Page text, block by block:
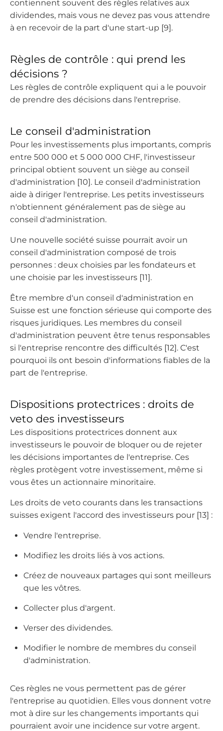
contiennent souvent des règles relatives aux
dividendes, mais vous ne devez pas vous attendre
à en recevoir de la part d'une start-up [9].
Règles de contrôle : qui prend les
décisions ?
Les règles de contrôle expliquent qui a le pouvoir
de prendre des décisions dans l'entreprise.
Le conseil d'administration
Pour les investissements plus importants, compris
entre 500 000 et 5 000 000 CHF, l'investisseur
principal obtient souvent un siège au conseil
d'administration [10]. Le conseil d'administration
aide à diriger l'entreprise. Les petits investisseurs
n'obtiennent généralement pas de siège au
conseil d'administration.
Une nouvelle société suisse pourrait avoir un
conseil d'administration composé de trois
personnes : deux choisies par les fondateurs et
une choisie par les investisseurs [11].
Être membre d'un conseil d'administration en
Suisse est une fonction sérieuse qui comporte des
risques juridiques. Les membres du conseil
d'administration peuvent être tenus responsables
si l'entreprise rencontre des difficultés [12]. C'est
pourquoi ils ont besoin d'informations fiables de la
part de l'entreprise.
Dispositions protectrices : droits de
veto des investisseurs
Les dispositions protectrices donnent aux
investisseurs le pouvoir de bloquer ou de rejeter
les décisions importantes de l'entreprise. Ces
règles protègent votre investissement, même si
vous êtes un actionnaire minoritaire.
Les droits de veto courants dans les transactions
suisses exigent l'accord des investisseurs pour [13] :
Vendre l'entreprise.
Modifiez les droits liés à vos actions.
Créez de nouveaux partages qui sont meilleurs
que les vôtres.
Collecter plus d'argent.
Verser des dividendes.
Modifier le nombre de membres du conseil
d'administration.
Ces règles ne vous permettent pas de gérer
l'entreprise au quotidien. Elles vous donnent votre
mot à dire sur les changements importants qui
pourraient avoir une incidence sur votre argent.